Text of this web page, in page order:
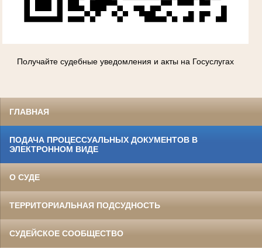
Получайте судебные уведомления и акты на Госуслугах
ГЛАВНАЯ
ПОДАЧА ПРОЦЕССУАЛЬНЫХ ДОКУМЕНТОВ В
ЭЛЕКТРОННОМ ВИДЕ
О СУДЕ
ТЕРРИТОРИАЛЬНАЯ ПОДСУДНОСТЬ
СУДЕЙСКОЕ СООБЩЕСТВО